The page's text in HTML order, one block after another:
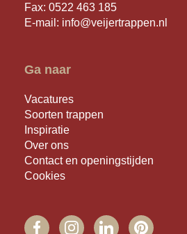
Fax: 0522 463 185
E-mail: info@veijertrappen.nl
Ga naar
Vacatures
Soorten trappen
Inspiratie
Over ons
Contact en openingstijden
Cookies
FACEBOOKINSTAGRAM
LINKEDIN